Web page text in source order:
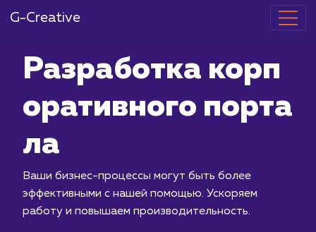
G-Creative
Разработка
оративного
ла